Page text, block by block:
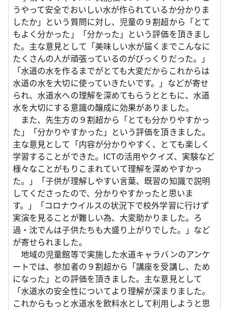
うやって安全でおいしい水が作られているか分かりま
したか」という質問に対し、児童の９割超から「とて
もよく分かった」「分かった」という評価を頂きまし
た。主な意見として「美味しい水が届くまでこんなに
たくさんの人が頑張っているのがびっくりだった。」
「水道の水を作るまでがとても大変だからこれからは
水道の水を大切に使っていきたいです。」などが寄せ
られ、水道水への理解を深めてもらうとともに、水道
水を大切にする意識の醸成に効果がありました。
また、先生方の９割超から「とても分かりやすかっ
た」「分かりやすかった」という評価を頂きました。
主な意見として「内容が分かりやすく、とても楽しく
学習することができた。ICTの活用やクイズ、実験など
様々なことがもりこまれていて理解を深めやすかっ
た。」「子供が理解しやすい言葉、既習の知識で説明
してくださったので、分かりやすかったと思いま
す。」「コロナウイルスの状況下で校外学習に行けず
実演を見ることが難しい為、大変助かりました。ろ
過・沈でんは子供たちも大盛り上がりでした。」など
が寄せられました。
地域の児童館等で実施した水道キャラバンのアンケ
ートでは、参加者の９割超から「講座を受講し、ため
になった」との評価を頂きました。主な意見として
「水道水の安全性についてより理解が深まりました。
これからもっと水道水を飲料水として利用しようと思